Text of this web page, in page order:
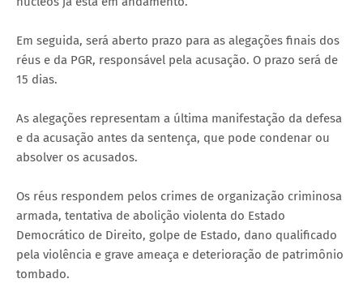
Em seguida, será aberto prazo para as alegações finais dos
réus e da PGR, responsável pela acusação. O prazo será de
15 dias.
As alegações representam a última manifestação da defesa
e da acusação antes da sentença, que pode condenar ou
absolver os acusados.
Os réus respondem pelos crimes de organização criminosa
armada, tentativa de abolição violenta do Estado
Democrático de Direito, golpe de Estado, dano qualificado
pela violência e grave ameaça e deterioração de patrimônio
tombado.